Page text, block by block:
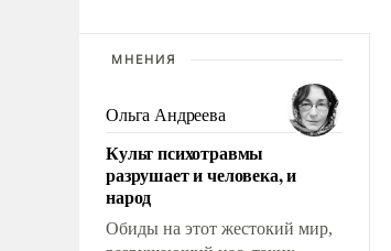
МНЕНИЯ
Ольга Андреева
Культ психотравмы
разрушает и человека, и
народ
Обиды на этот жестокий мир,